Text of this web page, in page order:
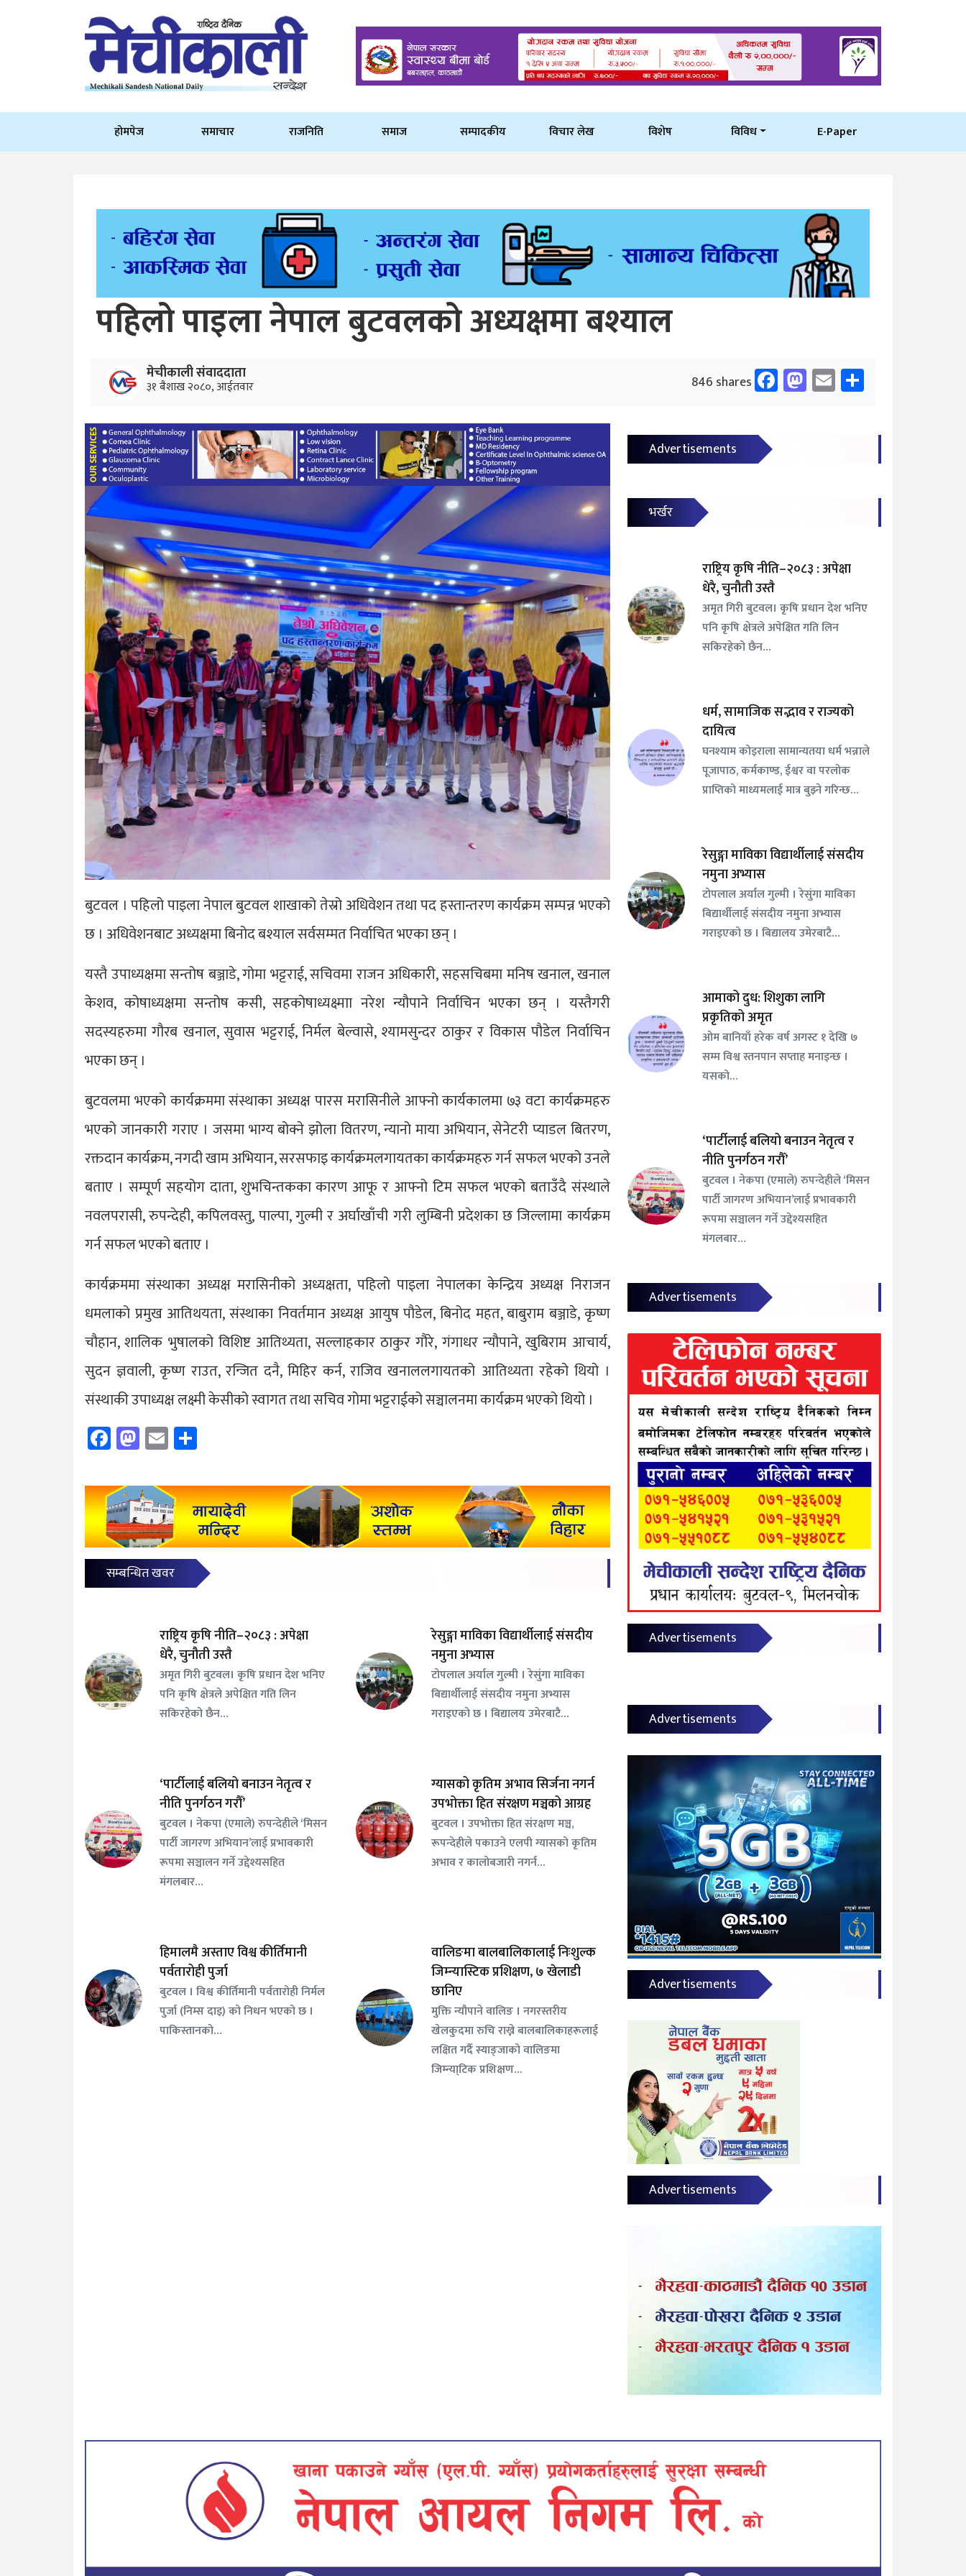
होमपेज समाचार राजनिति समाज सम्पादकीय विचार लेख विशेष विविध E-Paper
पहिलो पाइला नेपाल बुटवलको अध्यक्षमा बश्याल
मेचीकाली संवाददाता
३१ बैशाख २०८०, आईतवार 846 shares Facebook
Mastodon
Email
बुटवल । पहिलो पाइला नेपाल बुटवल शाखाको तेस्रो अधिवेशन तथा पद हस्तान्तरण कार्यक्रम सम्पन्न भएको
छ । अधिवेशनबाट अध्यक्षमा बिनोद बश्याल सर्वसम्मत निर्वाचित भएका छन् ।
यस्तै उपाध्यक्षमा सन्तोष बञ्जाडे, गोमा भट्टराई, सचिवमा राजन अधिकारी, सहसचिबमा मनिष खनाल, खनाल
केशव, कोषाध्यक्षमा सन्तोष कसी, सहकोषाध्यक्ष्माा नरेश न्यौपाने निर्वाचिन भएका छन् । यस्तैगरी
सदस्यहरुमा गौरब खनाल, सुवास भट्टराई, निर्मल बेल्वासे, श्यामसुन्दर ठाकुर र विकास पौडेल निर्वाचिन
भएका छन् ।
बुटवलमा भएको कार्यक्रममा संस्थाका अध्यक्ष पारस मरासिनीले आफ्नो कार्यकालमा ७३ वटा कार्यक्रमहरु
भएको जानकारी गराए । जसमा भाग्य बोक्ने झोला वितरण, न्यानो माया अभियान, सेनेटरी प्याडल बितरण,
रक्तदान कार्यक्रम, नगदी खाम अभियान, सरसफाइ कार्यक्रमलगायतका कार्यक्रमहरु गर्न सफल भएको उनले
बताए । सम्पूर्ण सहयोग दाता, शुभचिन्तकका कारण आफू र आफ्नो टिम सफल भएको बताउँदै संस्थाले
नवलपरासी, रुपन्देही, कपिलवस्तु, पाल्पा, गुल्मी र अर्घाखाँची गरी लुम्बिनी प्रदेशका छ जिल्लामा कार्यक्रम
गर्न सफल भएको बताए ।
कार्यक्रममा संस्थाका अध्यक्ष मरासिनीको अध्यक्षता, पहिलो पाइला नेपालका केन्द्रिय अध्यक्ष निराजन
धमलाको प्रमुख आतिथयता, संस्थाका निवर्तमान अध्यक्ष आयुष पौडेल, बिनोद महत, बाबुराम बञ्जाडे, कृष्ण
चौहान, शालिक भुषालको विशिष्ट आतिथ्यता, सल्लाहकार ठाकुर गौरे, गंगाधर न्यौपाने, खुबिराम आचार्य,
सुदन ज्ञवाली, कृष्ण राउत, रन्जित दनै, मिहिर कर्न, राजिव खनाललगायतको आतिथ्यता रहेको थियो ।
संस्थाकी उपाध्यक्ष लक्ष्मी केसीको स्वागत तथा सचिव गोमा भट्टराईको सञ्चालनमा कार्यक्रम भएको थियो ।
Facebook
Mastodon
Email
सम्बन्धित खवर
राष्ट्रिय कृषि नीति–२०८३ : अपेक्षा
धेरै, चुनौती उस्तै
अमृत गिरी बुटवल। कृषि प्रधान देश भनिए
पनि कृषि क्षेत्रले अपेक्षित गति लिन
सकिरहेको छैन…
रेसुङ्गा माविका विद्यार्थीलाई संसदीय
नमुना अभ्यास
टोपलाल अर्याल गुल्मी । रेसुंगा माविका
बिद्यार्थीलाई संसदीय नमुना अभ्यास
गराइएको छ । बिद्यालय उमेरबाटै…
‘पार्टीलाई बलियो बनाउन नेतृत्व र
नीति पुनर्गठन गरौँ’
बुटवल । नेकपा (एमाले) रुपन्देहीले ‘मिसन
पार्टी जागरण अभियान’लाई प्रभावकारी
रूपमा सञ्चालन गर्ने उद्देश्यसहित
मंगलबार…
ग्यासको कृतिम अभाव सिर्जना नगर्न
उपभोक्ता हित संरक्षण मञ्चको आग्रह
बुटवल । उपभोक्ता हित संरक्षण मञ्च,
रूपन्देहीले पकाउने एलपी ग्यासको कृतिम
अभाव र कालोबजारी नगर्न…
हिमालमै अस्ताए विश्व कीर्तिमानी
पर्वतारोही पुर्जा
बुटवल । विश्व कीर्तिमानी पर्वतारोही निर्मल
पुर्जा (निम्स दाइ) को निधन भएको छ ।
पाकिस्तानको…
वालिङमा बालबालिकालाई निःशुल्क
जिम्न्यास्टिक प्रशिक्षण, ७ खेलाडी
छानिए
​मुक्ति न्यौपाने वालिङ । नगरस्तरीय
खेलकुदमा रुचि राख्ने बालबालिकाहरूलाई
लक्षित गर्दै स्याङ्जाको वालिङमा
जिम्न्या्टिक प्रशिक्षण…
Advertisements
भर्खर
राष्ट्रिय कृषि नीति–२०८३ : अपेक्षा
धेरै, चुनौती उस्तै
अमृत गिरी बुटवल। कृषि प्रधान देश भनिए
पनि कृषि क्षेत्रले अपेक्षित गति लिन
सकिरहेको छैन…
धर्म, सामाजिक सद्भाव र राज्यको
दायित्व
घनश्याम कोइराला सामान्यतया धर्म भन्नाले
पूजापाठ, कर्मकाण्ड, ईश्वर वा परलोक
प्राप्तिको माध्यमलाई मात्र बुझ्ने गरिन्छ…
रेसुङ्गा माविका विद्यार्थीलाई संसदीय
नमुना अभ्यास
टोपलाल अर्याल गुल्मी । रेसुंगा माविका
बिद्यार्थीलाई संसदीय नमुना अभ्यास
गराइएको छ । बिद्यालय उमेरबाटै…
आमाको दुध: शिशुका लागि
प्रकृतिको अमृत
ओम बानियाँ हरेक वर्ष अगस्ट १ देखि ७
सम्म विश्व स्तनपान सप्ताह मनाइन्छ ।
यसको…
‘पार्टीलाई बलियो बनाउन नेतृत्व र
नीति पुनर्गठन गरौँ’
बुटवल । नेकपा (एमाले) रुपन्देहीले ‘मिसन
पार्टी जागरण अभियान’लाई प्रभावकारी
रूपमा सञ्चालन गर्ने उद्देश्यसहित
मंगलबार…
Advertisements
Advertisements
Advertisements
Advertisements
Advertisements